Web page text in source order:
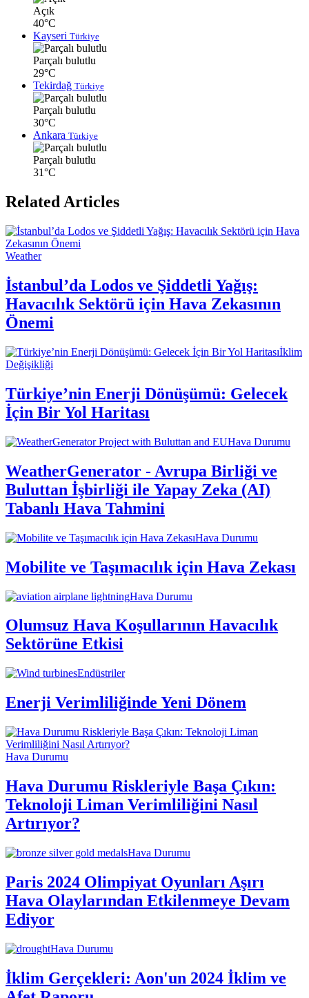
Açık
40°C
Kayseri Türkiye
Parçalı bulutlu
29°C
Tekirdağ Türkiye
Parçalı bulutlu
30°C
Ankara Türkiye
Parçalı bulutlu
31°C
Related Articles
Weather
İstanbul’da Lodos ve Şiddetli Yağış:
Havacılık Sektörü için Hava Zekasının
Önemi
İklim
Değişikliği
Türkiye’nin Enerji Dönüşümü: Gelecek
İçin Bir Yol Haritası
Hava Durumu
WeatherGenerator - Avrupa Birliği ve
Buluttan İşbirliği ile Yapay Zeka (AI)
Tabanlı Hava Tahmini
Hava Durumu
Mobilite ve Taşımacılık için Hava Zekası
Hava Durumu
Olumsuz Hava Koşullarının Havacılık
Sektörüne Etkisi
Endüstriler
Enerji Verimliliğinde Yeni Dönem
Hava Durumu
Hava Durumu Riskleriyle Başa Çıkın:
Teknoloji Liman Verimliliğini Nasıl
Artırıyor?
Hava Durumu
Paris 2024 Olimpiyat Oyunları Aşırı
Hava Olaylarından Etkilenmeye Devam
Ediyor
Hava Durumu
İklim Gerçekleri: Aon'un 2024 İklim ve